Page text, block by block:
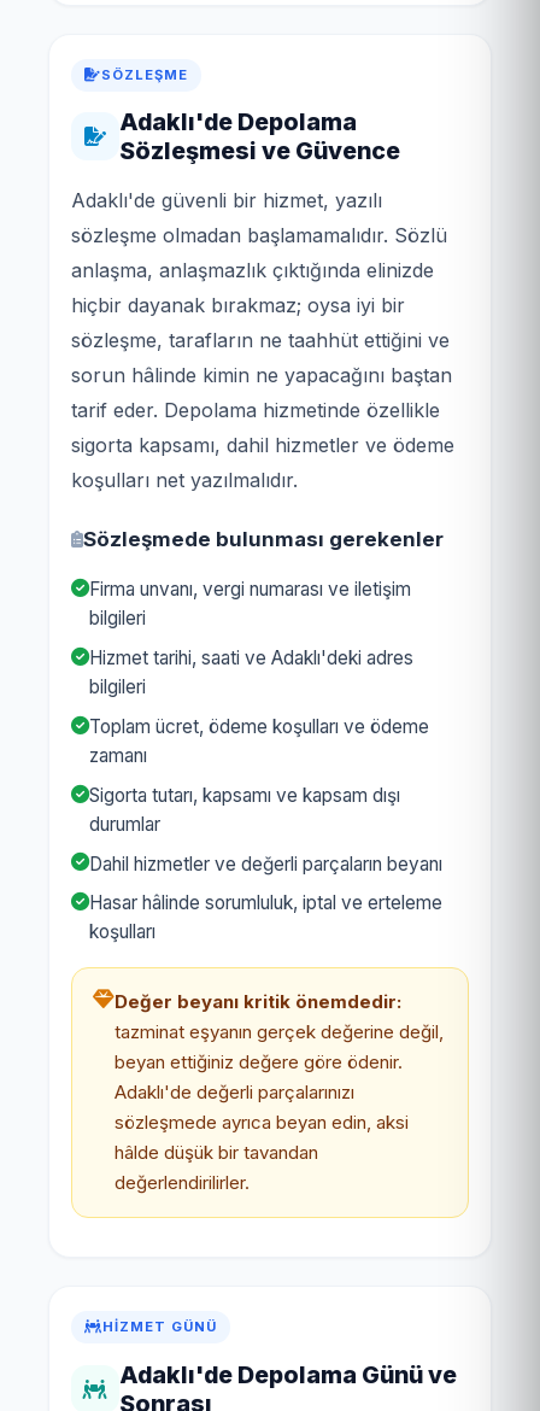
SÖZLEŞME
Adaklı'de Depolama
Sözleşmesi ve Güvence
Adaklı'de güvenli bir hizmet, yazılı
sözleşme olmadan başlamamalıdır. Sözlü
anlaşma, anlaşmazlık çıktığında elinizde
hiçbir dayanak bırakmaz; oysa iyi bir
sözleşme, tarafların ne taahhüt ettiğini ve
sorun hâlinde kimin ne yapacağını baştan
tarif eder. Depolama hizmetinde özellikle
sigorta kapsamı, dahil hizmetler ve ödeme
koşulları net yazılmalıdır.
Sözleşmede bulunması gerekenler
Firma unvanı, vergi numarası ve iletişim
bilgileri
Hizmet tarihi, saati ve Adaklı'deki adres
bilgileri
Toplam ücret, ödeme koşulları ve ödeme
zamanı
Sigorta tutarı, kapsamı ve kapsam dışı
durumlar
Dahil hizmetler ve değerli parçaların beyanı
Hasar hâlinde sorumluluk, iptal ve erteleme
koşulları
Değer beyanı kritik önemdedir:
tazminat eşyanın gerçek değerine değil,
beyan ettiğiniz değere göre ödenir.
Adaklı'de değerli parçalarınızı
sözleşmede ayrıca beyan edin, aksi
hâlde düşük bir tavandan
değerlendirilirler.
HIZMET GÜNÜ
Adaklı'de Depolama Günü ve
Sonrası